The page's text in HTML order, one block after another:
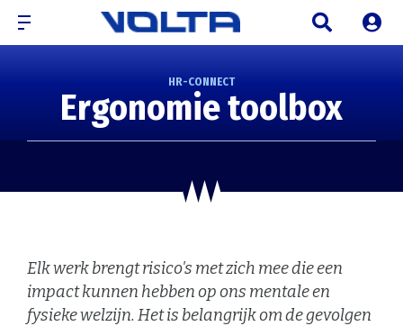
HR-CONNECT
Ergonomie toolbox
Elk werk brengt risico's met zich mee die een
impact kunnen hebben op ons mentale en
fysieke welzijn. Het is belangrijk om de gevolgen